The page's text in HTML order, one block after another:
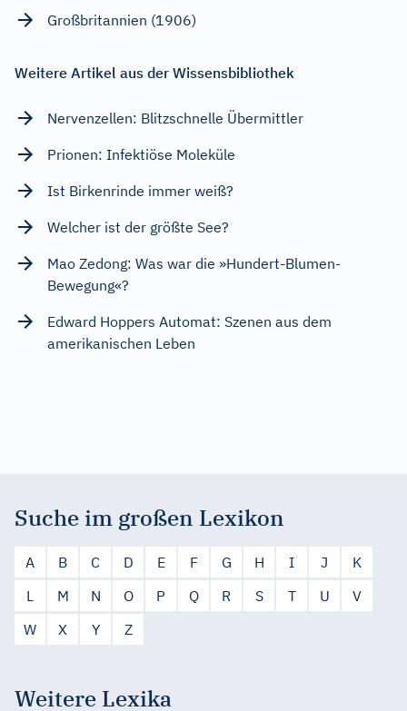
Großbritannien (1906)
Weitere Artikel aus der Wissensbibliothek
Nervenzellen: Blitzschnelle Übermittler
Prionen: Infektiöse Moleküle
Ist Birkenrinde immer weiß?
Welcher ist der größte See?
Mao Zedong: Was war die »Hundert-Blumen-
Bewegung«?
Edward Hoppers Automat: Szenen aus dem
amerikanischen Leben
Suche im großen Lexikon
A B C D E F G H I J
K
L
M N O P Q R S T U
V
W
X Y Z
Weitere Lexika